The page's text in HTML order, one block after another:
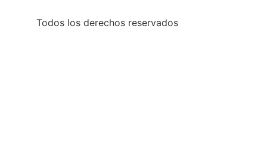
Todos los derechos reservados